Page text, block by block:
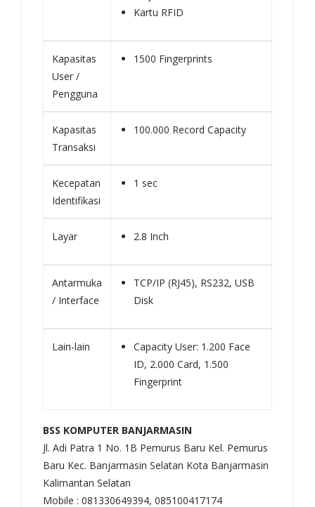
Kartu RFID
Kapasitas
User /
Pengguna
1500 Fingerprints
Kapasitas
Transaksi
100.000 Record Capacity
Kecepatan
Identifikasi
1 sec
Layar 2.8 Inch
Antarmuka
/ Interface
TCP/IP (RJ45), RS232, USB
Disk
Lain-lain
Capacity User: 1.200 Face
ID, 2.000 Card, 1.500
Fingerprint
BSS KOMPUTER BANJARMASIN
Jl. Adi Patra 1 No. 1B Pemurus Baru Kel. Pemurus
Baru Kec. Banjarmasin Selatan Kota Banjarmasin
Kalimantan Selatan
Mobile : 081330649394, 085100417174